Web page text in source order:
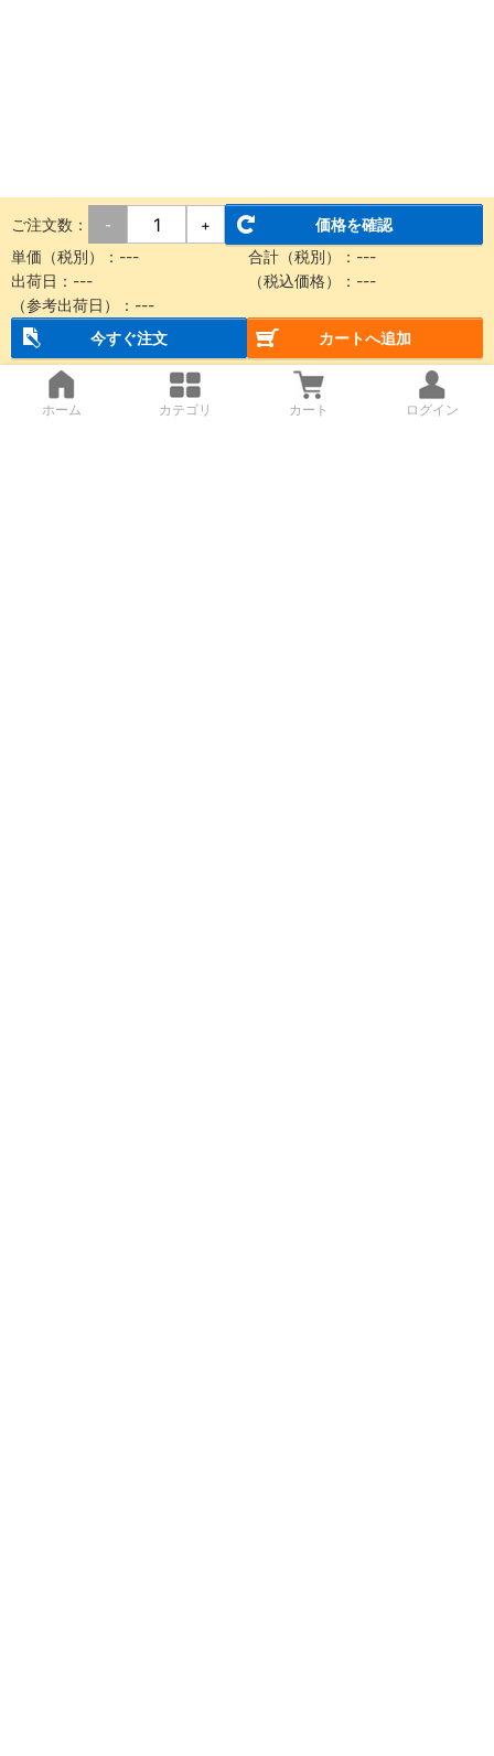
ご注文数： - +
価格を確認
単価（税別）： --- 合計（税別）： ---
出荷日： --- （税込価格）： ---
（参考出荷日）： ---
今すぐ注文
カートへ追加
ホーム カテゴリ カート ログイン